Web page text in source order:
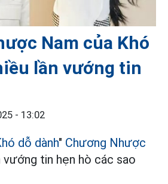
Nam của Khó
lần vướng tin
- 13:02
dỗ dành" Chương Nhược
vướng tin hẹn hò các sao